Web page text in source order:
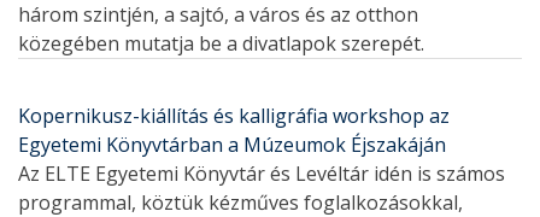
három szintjén, a sajtó, a város és az otthon
közegében mutatja be a divatlapok szerepét.
Kopernikusz-kiállítás és kalligráfia workshop az
Egyetemi Könyvtárban a Múzeumok Éjszakáján
Az ELTE Egyetemi Könyvtár és Levéltár idén is számos
programmal, köztük kézműves foglalkozásokkal,